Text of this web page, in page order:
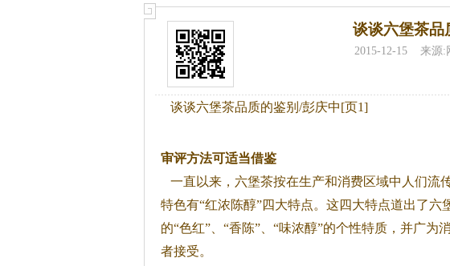
谈谈六堡茶品
2015-12-15 来源
谈谈六堡茶品质的鉴别/彭庆中[页1]
审评方法可适当借鉴
一直以来，六堡茶按在生产和消费区域中人们流
特色有“红浓陈醇”四大特点。这四大特点道出了六
的“色红”、“香陈”、“味浓醇”的个性特质，并广为
者接受。